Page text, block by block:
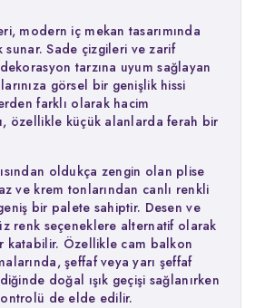
modern iç mekan tasarımında
sunar. Sade çizgileri ve zarif
tarzına uyum sağlayan
görsel bir genişlik hissi
farklı olarak hacim
özellikle küçük alanlarda ferah bir
oldukça zengin olan plise
ve krem tonlarından canlı renkli
bir palete sahiptir. Desen ve
renk seçeneklere alternatif olarak
katabilir. Özellikle cam balkon
şeffaf veya yarı şeffaf
doğal ışık geçişi sağlanırken
de elde edilir.